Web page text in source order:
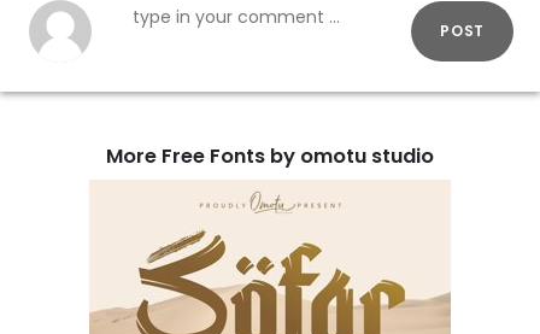
POST
More Free Fonts by omotu studio